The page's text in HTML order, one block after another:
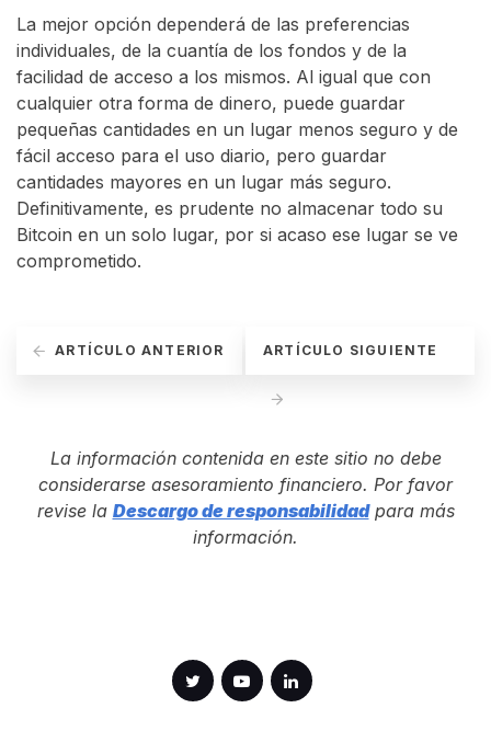
La mejor opción dependerá de las preferencias
individuales, de la cuantía de los fondos y de la
facilidad de acceso a los mismos. Al igual que con
cualquier otra forma de dinero, puede guardar
pequeñas cantidades en un lugar menos seguro y de
fácil acceso para el uso diario, pero guardar
cantidades mayores en un lugar más seguro.
Definitivamente, es prudente no almacenar todo su
Bitcoin en un solo lugar, por si acaso ese lugar se ve
comprometido.
ARTÍCULO ANTERIOR ARTÍCULO SIGUIENTE
La información contenida en este sitio no debe
considerarse asesoramiento financiero. Por favor
revise la Descargo de responsabilidadpara más
información.